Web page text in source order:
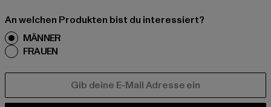
An welchen Produkten bist du interessiert?
MÄNNER
FRAUEN